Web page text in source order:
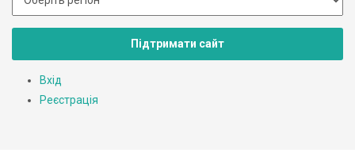
Підтримати сайт
Вхід
Реєстрація